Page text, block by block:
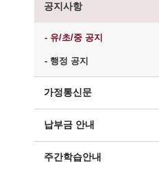
공지사항
- 유/초/중 공지
- 행정 공지
가정통신문
납부금 안내
주간학습안내